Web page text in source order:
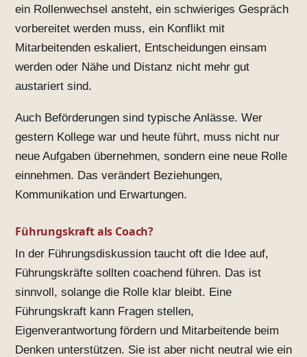
ein Rollenwechsel ansteht, ein schwieriges Gespräch
vorbereitet werden muss, ein Konflikt mit
Mitarbeitenden eskaliert, Entscheidungen einsam
werden oder Nähe und Distanz nicht mehr gut
austariert sind.
Auch Beförderungen sind typische Anlässe. Wer
gestern Kollege war und heute führt, muss nicht nur
neue Aufgaben übernehmen, sondern eine neue Rolle
einnehmen. Das verändert Beziehungen,
Kommunikation und Erwartungen.
Führungskraft als Coach?
In der Führungsdiskussion taucht oft die Idee auf,
Führungskräfte sollten coachend führen. Das ist
sinnvoll, solange die Rolle klar bleibt. Eine
Führungskraft kann Fragen stellen,
Eigenverantwortung fördern und Mitarbeitende beim
Denken unterstützen. Sie ist aber nicht neutral wie ein